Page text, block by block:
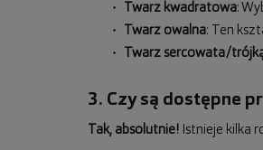
Twarz kwadratowa:
Twarz owalna: Ten
Twarz sercowata/
3. Czy są dostępne
Tak, absolutnie! Istnieje kilka